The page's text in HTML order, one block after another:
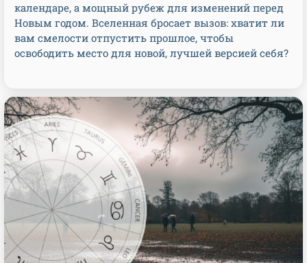
календаре, а мощный рубеж для изменений перед
Новым годом. Вселенная бросает вызов: хватит ли
вам смелости отпустить прошлое, чтобы
освободить место для новой, лучшей версией себя?